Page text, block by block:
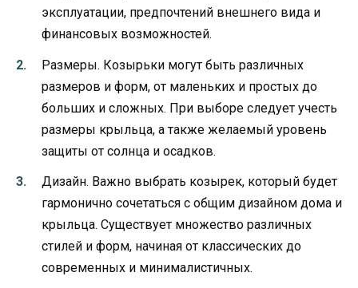
эксплуатации, предпочтений внешнего вида и
финансовых возможностей.
Размеры. Козырьки могут быть различных
размеров и форм, от маленьких и простых до
больших и сложных. При выборе следует учесть
размеры крыльца, а также желаемый уровень
защиты от солнца и осадков.
Дизайн. Важно выбрать козырек, который будет
гармонично сочетаться с общим дизайном дома и
крыльца. Существует множество различных
стилей и форм, начиная от классических до
современных и минималистичных.